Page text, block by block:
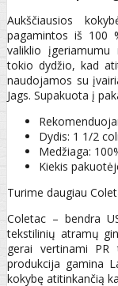
Aukščiausios
pagamintos iš 100
valiklio įgeriamumu
tokio dydžio, kad
naudojamos su
Jags. Supakuota į
Dydis: 1 1/2
Medžiaga:
Kiekis
Turime daugiau
Coletac – bendra
tekstilinių atramų
gerai vertinami PR
produkcija gamina
kokybę atitinkančią